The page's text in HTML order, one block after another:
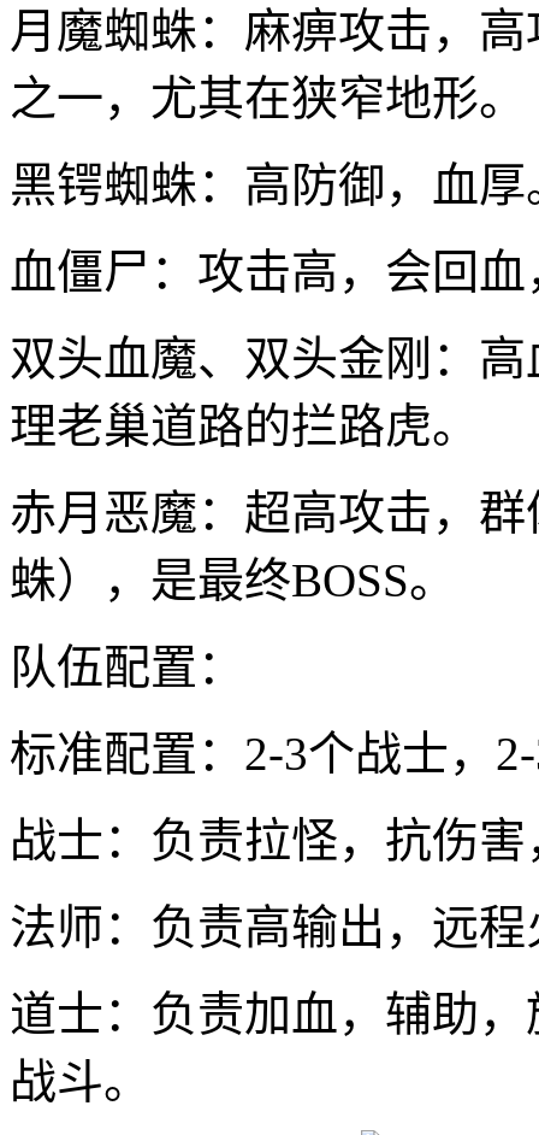
月魔蜘蛛：麻痹攻击，
之一，尤其在狭窄地形。
黑锷蜘蛛：高防御，血厚
血僵尸：攻击高，会回
双头血魔、双头金刚：
理老巢道路的拦路虎。
赤月恶魔：超高攻击，
蛛），是最终BOSS。
队伍配置：
标准配置：2-3个战士，
战士：负责拉怪，抗伤
法师：负责高输出，远
道士：负责加血，辅助
战斗。